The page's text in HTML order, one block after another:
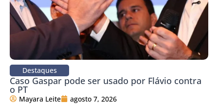
Destaques
Caso Gaspar pode ser usado por Flávio contra
o PT
Mayara Leite agosto 7, 2026